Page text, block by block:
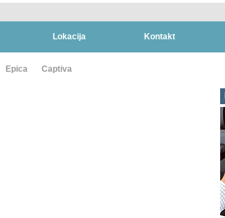
Lokacija Kontakt
Epica Captiva